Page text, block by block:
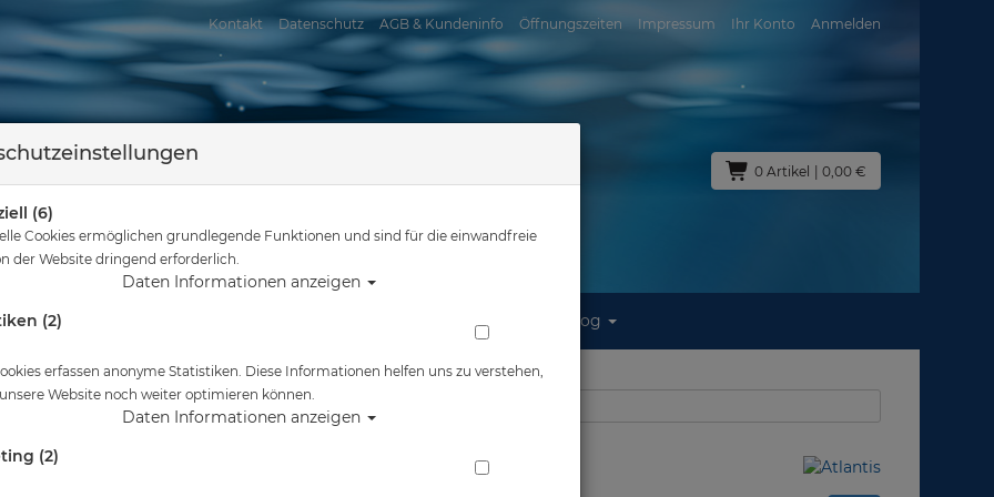
Kontakt Datenschutz AGB & Kundeninfo Öffnungszeiten Impressum Ihr Konto Anmelden
0 Artikel | 0,00 €
Reisen Blog
hier Tauchausrüstung Eaxus All in One Universal Adapter - Restposten #
Eaxus All in One Universal Adapter - Restposten #
(6)
Cookies ermöglichen grundlegende Funktionen und sind für die einwandfreie
der Website dringend erforderlich.
Daten Informationen anzeigen
(2)
erfassen anonyme Statistiken. Diese Informationen helfen uns zu verstehen,
Website noch weiter optimieren können.
Daten Informationen anzeigen
(2)